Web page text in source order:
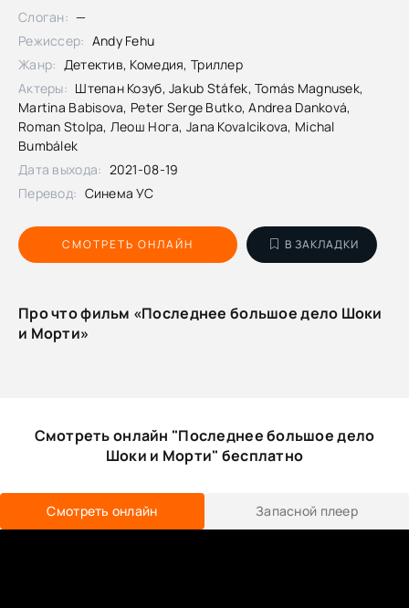
СМОТРЕТЬ ОНЛАЙН В ЗАКЛАДКИ
Слоган: —
Режиссер: Andy Fehu
Жанр: Детектив, Комедия, Триллер
Актеры: Штепан Козуб, Jakub Stáfek, Tomás Magnusek,
Martina Babisova, Peter Serge Butko, Andrea Danková,
Roman Stolpa, Леош Нога, Jana Kovalcikova, Michal
Bumbálek
Дата выхода: 2021-08-19
Перевод: Синема УС
Про что фильм «Последнее большое дело Шоки
и Морти»
Смотреть онлайн "Последнее большое дело
Шоки и Морти" бесплатно
Смотреть онлайн Запасной плеер